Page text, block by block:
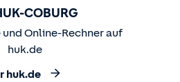
COBURG
Online-Rechner auf
huk.de
huk.de